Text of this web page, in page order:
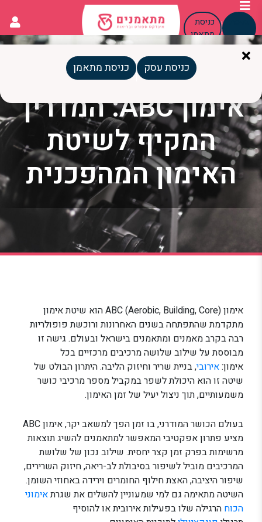
עסק
כניסת
מתאמן
כניסת עסק כניסת מתאמן
אימון ABC: המדריך
המקיף לשיטת
האימון המהפכנית
אימון ABC (Aerobic, Building, Core) הוא שיטת אימון
מתקדמת שהתפתחה בשנים האחרונות ורוכשת פופולריות
רבה בקרב מאמנים ומתאמנים בישראל ובעולם. גישה זו
מבוססת על שילוב שלושה מרכיבים מרכזיים בכל
אימון:אירובי, בניית שריר וחיזוק הליבה. היתרון הבולט של
שיטה זו הוא היכולת לשפר במקביל מספר מרכיבי כושר
משמעותיים, תוך ניצול יעיל של זמן האימון.
בעולם הכושר המודרני, בו זמן הפך למשאב יקר, אימון ABC
מציע פתרון אפקטיבי המאפשר למתאמנים להשיג תוצאות
מרשימות בפרק זמן קצר יחסית. שילוב נכון של שלושת
המרכיבים מוביל לשיפור בסיבולת לב-ריאה, חיזוק השרירים,
שיפור היציבה, האצת חילוף החומרים וירידה באחוזי השומן.
השיטה מתאימה גם למי שמעוניין להשלים את שגרתאימוני
הכוח הרגילה שלו בפעילות אירובית או להוסיף